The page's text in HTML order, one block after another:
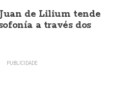
de Lilium tende
a través dos